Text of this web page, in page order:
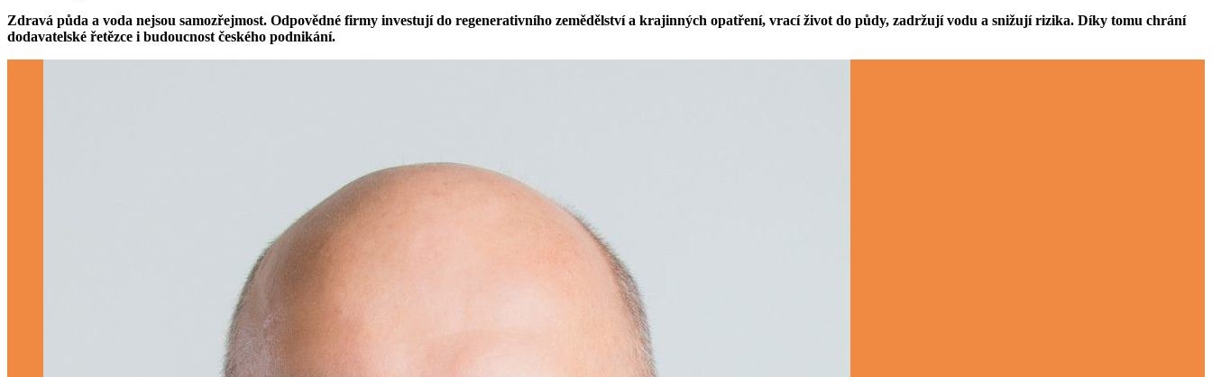
Zdravá půda a voda nejsou samozřejmost. Odpovědné firmy investují do regenerativního zemědělství a krajinných opatření, vrací život do půdy, zadržují vodu a snižují rizika. Díky tomu chrání
dodavatelské řetězce i budoucnost českého podnikání.